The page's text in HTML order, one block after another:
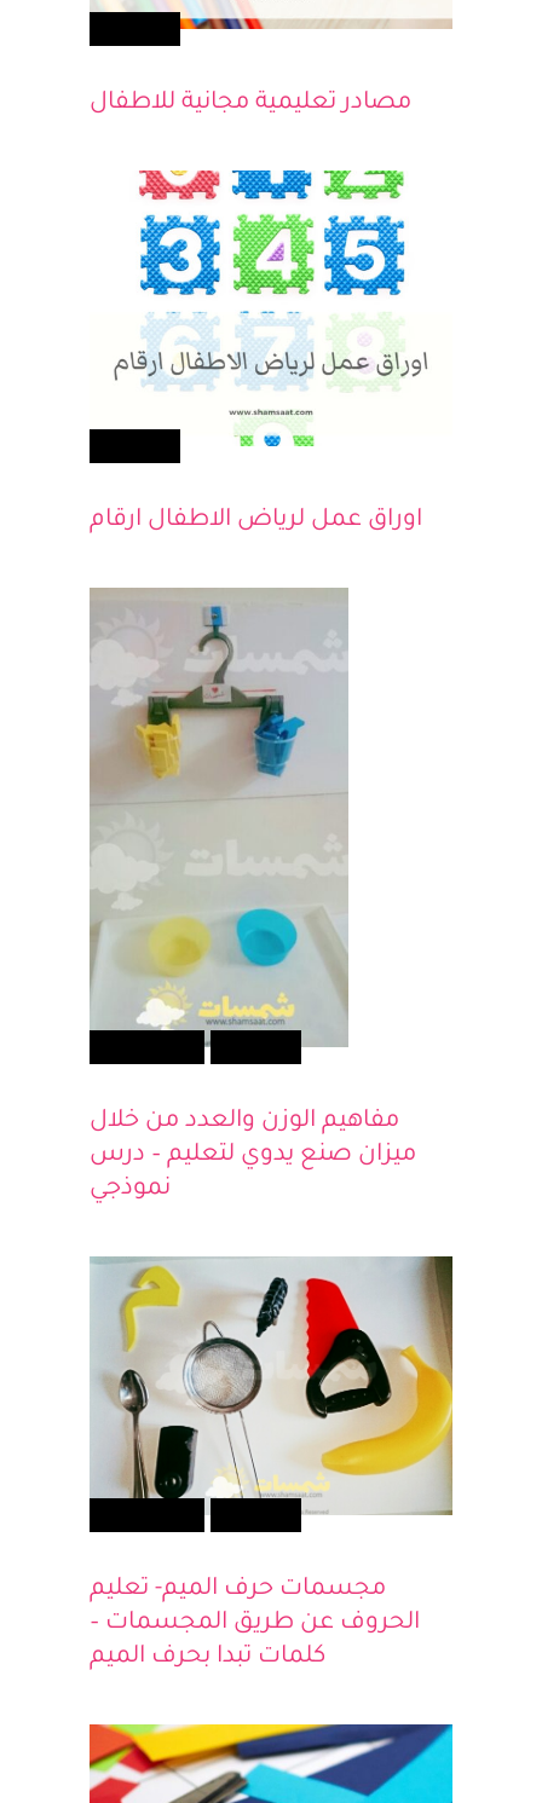
أطفالك
مصادر تعليمية مجانية للاطفال
أطفالك
اوراق عمل لرياض الاطفال ارقام
أطفالك تعلم ولعب
مفاهيم الوزن والعدد من خلال
نموذجي
أطفالك تعلم ولعب
مجسمات حرف الميم- تعليم
كلمات تبدا بحرف الميم